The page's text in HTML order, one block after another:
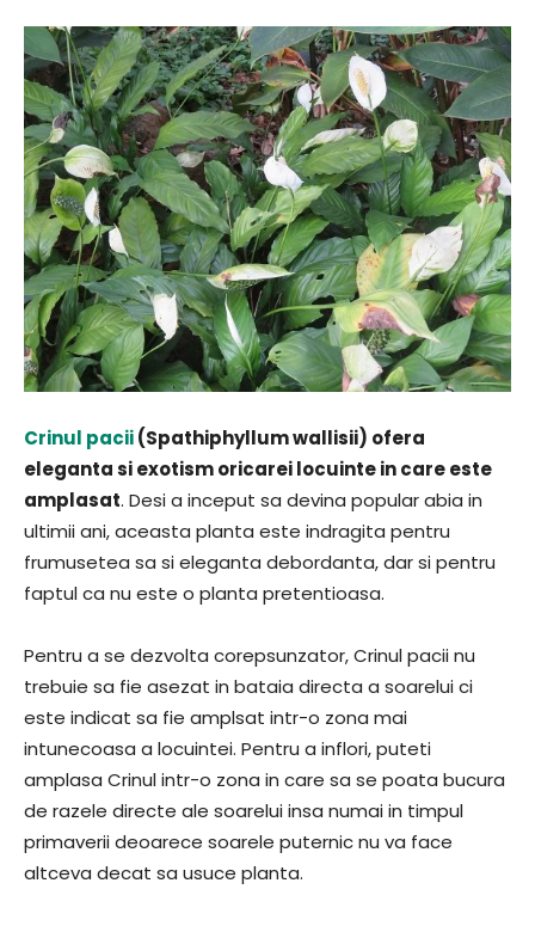
Crinul pacii(Spathiphyllum wallisii) ofera
eleganta si exotism oricarei locuinte in care este
amplasat. Desi a inceput sa devina popular abia in
ultimii ani, aceasta planta este indragita pentru
frumusetea sa si eleganta debordanta, dar si pentru
faptul ca nu este o planta pretentioasa.
Pentru a se dezvolta corepsunzator, Crinul pacii nu
trebuie sa fie asezat in bataia directa a soarelui ci
este indicat sa fie amplsat intr-o zona mai
intunecoasa a locuintei. Pentru a inflori, puteti
amplasa Crinul intr-o zona in care sa se poata bucura
de razele directe ale soarelui insa numai in timpul
primaverii deoarece soarele puternic nu va face
altceva decat sa usuce planta.